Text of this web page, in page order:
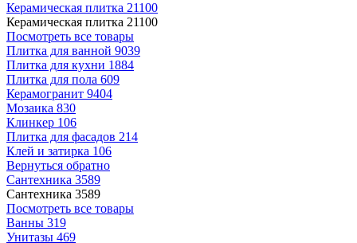
Керамическая плитка 21100
Керамическая плитка 21100
Посмотреть все товары
Плитка для ванной 9039
Плитка для кухни 1884
Плитка для пола 609
Керамогранит 9404
Мозаика 830
Клинкер 106
Плитка для фасадов 214
Клей и затирка 106
Вернуться обратно
Сантехника 3589
Сантехника 3589
Посмотреть все товары
Ванны 319
Унитазы 469